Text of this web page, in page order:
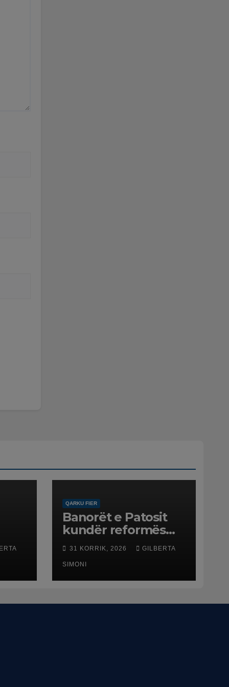
QARKU FIER
Banorët e Patosit
kundër reformës
territoriale: Të mos
humbasim
identitetin e qytetit
31 KORRIK, 2026 GILBERTA
SIMONI